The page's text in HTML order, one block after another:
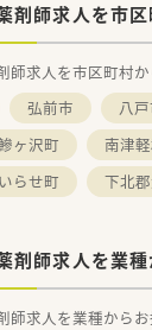
剤師求人を市
師求人を市区町村か
弘前市 八
ヶ沢町
南津
らせ町
下北
剤師求人を業
師求人を業種からお